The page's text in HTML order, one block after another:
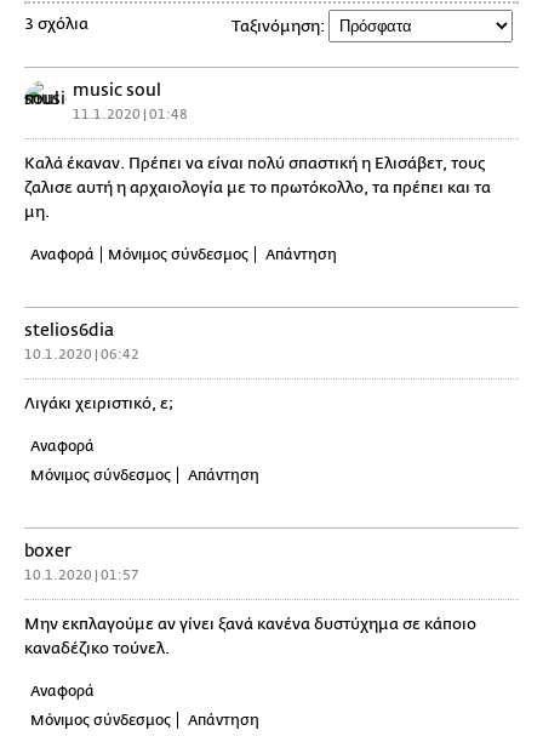
3 σχόλια Ταξινόμηση:
music soul
11.1.2020 | 01:48
Καλά έκαναν. Πρέπει να είναι πολύ σπαστική η Ελισάβετ, τους
ζαλισε αυτή η αρχαιολογία με το πρωτόκολλο, τα πρέπει και τα
μη.
Αναφορά Μόνιμος σύνδεσμος Απάντηση
stelios6dia
10.1.2020 | 06:42
Λιγάκι χειριστικό, ε;
Αναφορά
Μόνιμος σύνδεσμος
Απάντηση
boxer
10.1.2020 | 01:57
Μην εκπλαγούμε αν γίνει ξανά κανένα δυστύχημα σε κάποιο
καναδέζικο τούνελ.
Αναφορά
Μόνιμος σύνδεσμος
Απάντηση